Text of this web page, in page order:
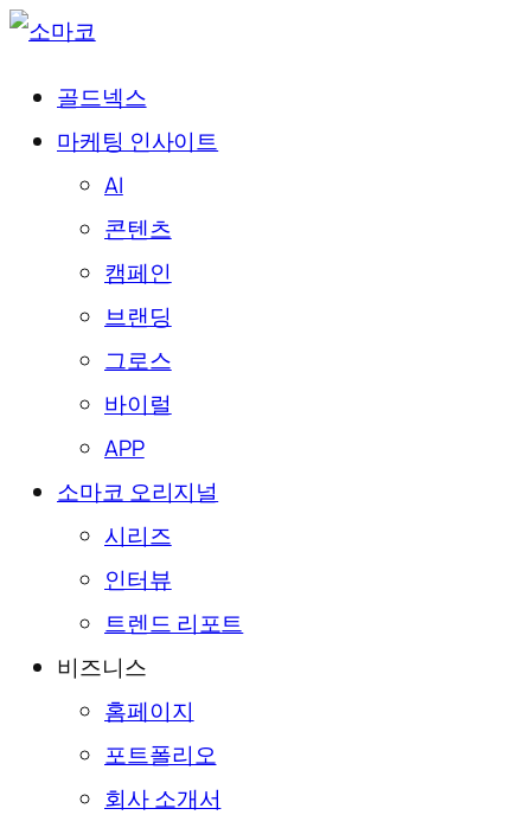
골드넥스
마케팅 인사이트
AI
콘텐츠
캠페인
브랜딩
그로스
바이럴
APP
소마코 오리지널
시리즈
인터뷰
트렌드 리포트
비즈니스
홈페이지
포트폴리오
회사 소개서